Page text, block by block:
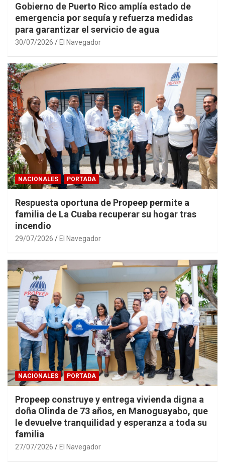
Gobierno de Puerto Rico amplía estado de
emergencia por sequía y refuerza medidas
para garantizar el servicio de agua
30/07/2026 El Navegador
NACIONALES PORTADA
Respuesta oportuna de Propeep permite a
familia de La Cuaba recuperar su hogar tras
incendio
29/07/2026 El Navegador
NACIONALES PORTADA
Propeep construye y entrega vivienda digna a
doña Olinda de 73 años, en Manoguayabo, que
le devuelve tranquilidad y esperanza a toda su
familia
27/07/2026 El Navegador